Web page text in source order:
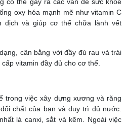
oxy hóa mạnh mẽ như vitamin C
dịch và giúp cơ thể chữa lành vết
cân bằng với đầy đủ rau và trái
vitamin đầy đủ cho cơ thể.
trong việc xây dựng xương và răng
chất của bạn và duy trì đủ nước.
là canxi, sắt và kẽm. Ngoài việc